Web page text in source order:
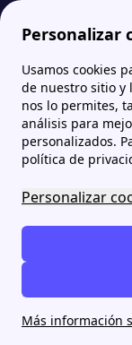
Personalizar
Usamos cookies
de nuestro sitio y
nos lo permites,
análisis para
personalizados.
política de
Personalizar
Más información
Papernest.es
Som
gestión
Los socios de
teléfonos
de contactar